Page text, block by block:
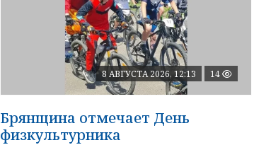
8 АВГУСТА 2026, 12:13 14
Брянщина отмечает День
физкультурника